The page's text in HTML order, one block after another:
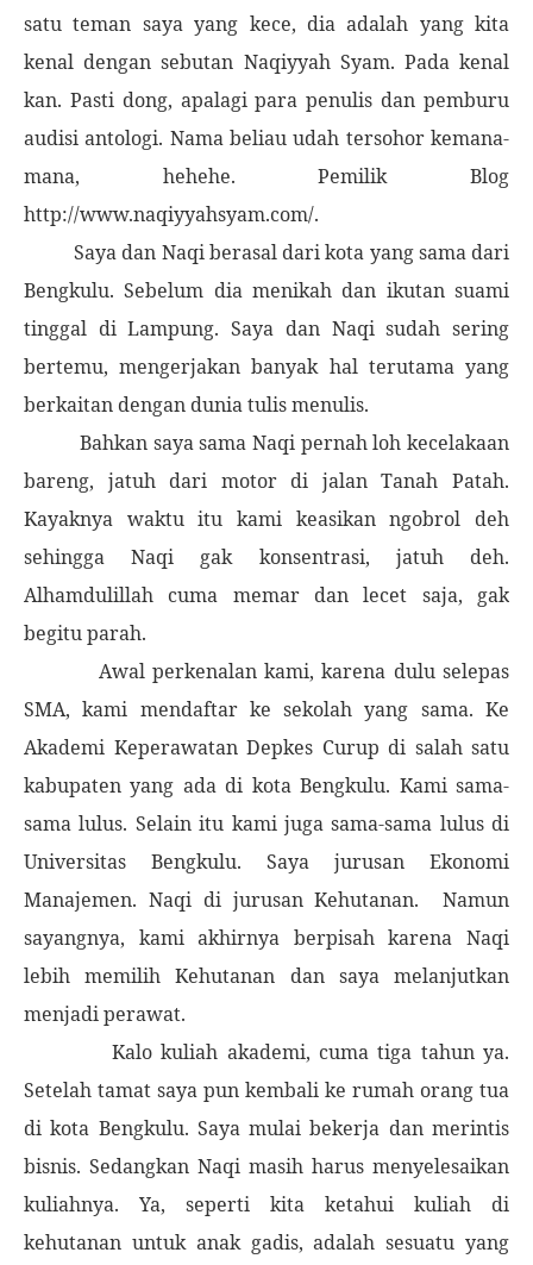
satu teman saya yang kece, dia adalah yang kita
kenal dengan sebutan Naqiyyah Syam. Pada kenal
kan. Pasti dong, apalagi para penulis dan pemburu
audisi antologi. Nama beliau udah tersohor kemana-
mana, hehehe. Pemilik Blog
http://www.naqiyyahsyam.com/.
Saya dan Naqi berasal dari kota yang sama dari
Bengkulu. Sebelum dia menikah dan ikutan suami
tinggal di Lampung. Saya dan Naqi sudah sering
bertemu, mengerjakan banyak hal terutama yang
berkaitan dengan dunia tulis menulis.
Bahkan saya sama Naqi pernah loh kecelakaan
bareng, jatuh dari motor di jalan Tanah Patah.
Kayaknya waktu itu kami keasikan ngobrol deh
sehingga Naqi gak konsentrasi, jatuh deh.
Alhamdulillah cuma memar dan lecet saja, gak
begitu parah.
Awal perkenalan kami, karena dulu selepas
SMA, kami mendaftar ke sekolah yang sama. Ke
Akademi Keperawatan Depkes Curup di salah satu
kabupaten yang ada di kota Bengkulu. Kami sama-
sama lulus. Selain itu kami juga sama-sama lulus di
Universitas Bengkulu. Saya jurusan Ekonomi
Manajemen. Naqi di jurusan Kehutanan.
Namun
sayangnya, kami akhirnya berpisah karena Naqi
lebih memilih Kehutanan dan saya melanjutkan
menjadi perawat.
Kalo kuliah akademi, cuma tiga tahun ya.
Setelah tamat saya pun kembali ke rumah orang tua
di kota Bengkulu. Saya mulai bekerja dan merintis
bisnis. Sedangkan Naqi masih harus menyelesaikan
kuliahnya. Ya, seperti kita ketahui kuliah di
kehutanan untuk anak gadis, adalah sesuatu yang